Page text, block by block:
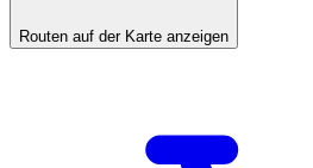
Routen auf der Karte anzeigen